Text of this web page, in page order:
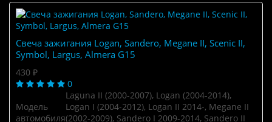
Свеча зажигания Logan, Sandero, Megane II, Scenic II,
Symbol, Largus, Almera G15
430 ₽
0
Модель
автомобиля
Laguna II (2000-2007), Logan (2004-2014),
Logan I (2004-2012), Logan II 2014-, Megane II
(2002-2009), Sandero I 2009-2014, Sandero II